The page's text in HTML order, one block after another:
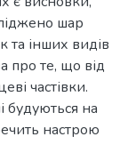
шар
та інших видів
про те, що від
частівки.
будуються на
настрою